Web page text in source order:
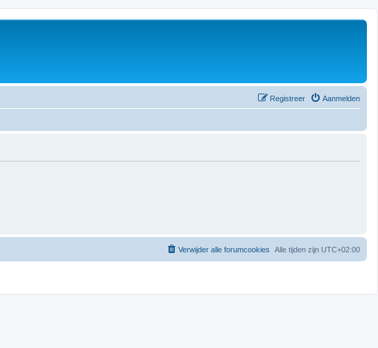
Aanmelden
Registreer
Alle tijden zijn UTC+02:00
Verwijder alle forumcookies